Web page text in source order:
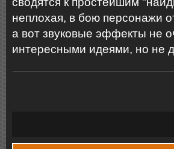
неплохая, в бою персонажи
а вот звуковые эффекты не
интересными идеями, но не